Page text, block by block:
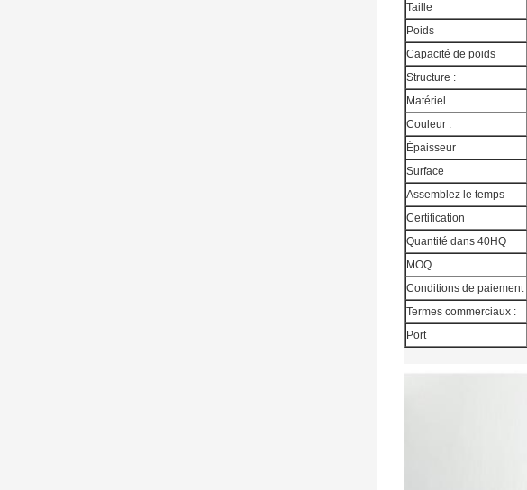
Taille
Poids
Capacité de poids
Structure :
Matériel
Couleur :
Épaisseur
Surface
Assemblez le temps
Certification
Quantité dans 40HQ
MOQ
Conditions de paiement
Termes commerciaux :
Port